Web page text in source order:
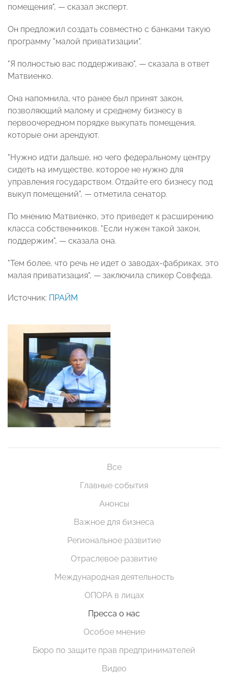
помещения", — сказал эксперт.
Он предложил создать совместно с банками такую
программу "малой приватизации".
"Я полностью вас поддерживаю", — сказала в ответ
Матвиенко.
Она напомнила, что ранее был принят закон,
позволяющий малому и среднему бизнесу в
первоочередном порядке выкупать помещения,
которые они арендуют.
"Нужно идти дальше, но чего федеральному центру
сидеть на имуществе, которое не нужно для
управления государством. Отдайте его бизнесу под
выкуп помещений", — отметила сенатор.
По мнению Матвиенко, это приведет к расширению
класса собственников. "Если нужен такой закон,
поддержим", — сказала она.
"Тем более, что речь не идет о заводах-фабриках, это
малая приватизация", — заключила спикер Совфеда.
Источник: ПРАЙМ
Все
Главные события
Анонсы
Важное для бизнеса
Региональное развитие
Отраслевое развитие
Международная деятельность
ОПОРА в лицах
Пресса о нас
Особое мнение
Бюро по защите прав предпринимателей
Видео